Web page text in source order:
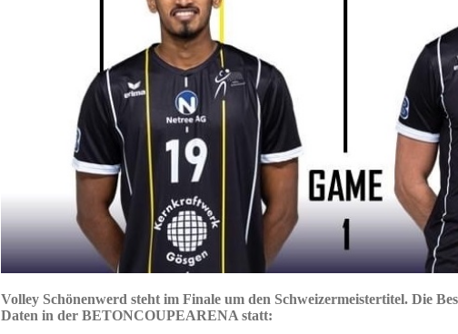
Volley Schönenwerd steht im Finale um den Schweizermeistertitel. Die
Daten in der BETONCOUPEARENA statt: